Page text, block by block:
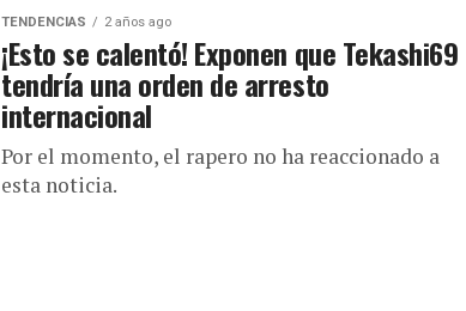
TENDENCIAS 2 años ago
¡Esto se calentó! Exponen que Tekashi69
tendría una orden de arresto
internacional
Por el momento, el rapero no ha reaccionado a
esta noticia.